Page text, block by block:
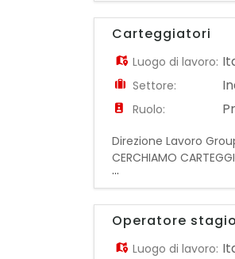
Carteggiatori
Luogo di lavoro:
Settore:
Ruolo:
Direzione Lavoro
CERCHIAMO
Carteggiatori con
...
Operatore
Luogo di lavoro: